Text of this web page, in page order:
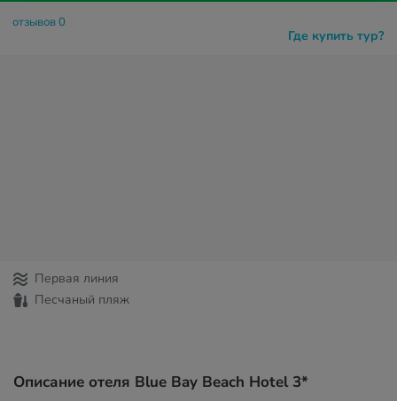
Где купить тур?
отзывов 0
Первая линия
Песчаный пляж
Описание отеля Blue Bay Beach Hotel 3*